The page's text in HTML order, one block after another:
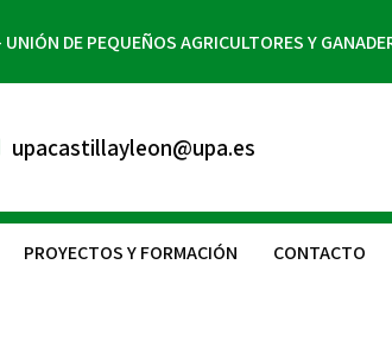
UNIÓN DE PEQUEÑOS AGRICULTORES Y
upacastillayleon@upa.es
PROYECTOS Y FORMACIÓN CONTACTO